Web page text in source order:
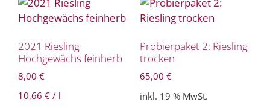
2021 Riesling
Hochgewächs feinherb
8,00 €
10,66 € / l
Probierpaket 2: Riesling
trocken
65,00 €
inkl. 19 % MwSt.